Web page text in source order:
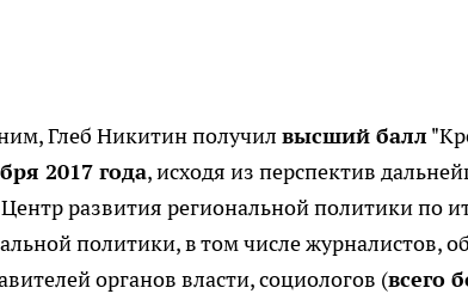
Глеб Никитин получил высший балл
2017 года, исходя из перспектив
развития региональной политики по
политики, в том числе журналистов,
органов власти, социологов (всего